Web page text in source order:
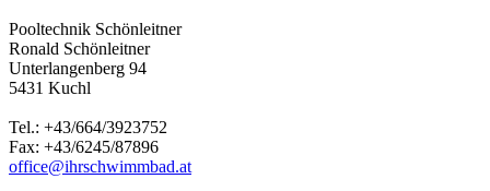
Pooltechnik Schönleitner
Ronald Schönleitner
Unterlangenberg 94
5431 Kuchl
Tel.: +43/664/3923752
Fax: +43/6245/87896
office@ihrschwimmbad.at